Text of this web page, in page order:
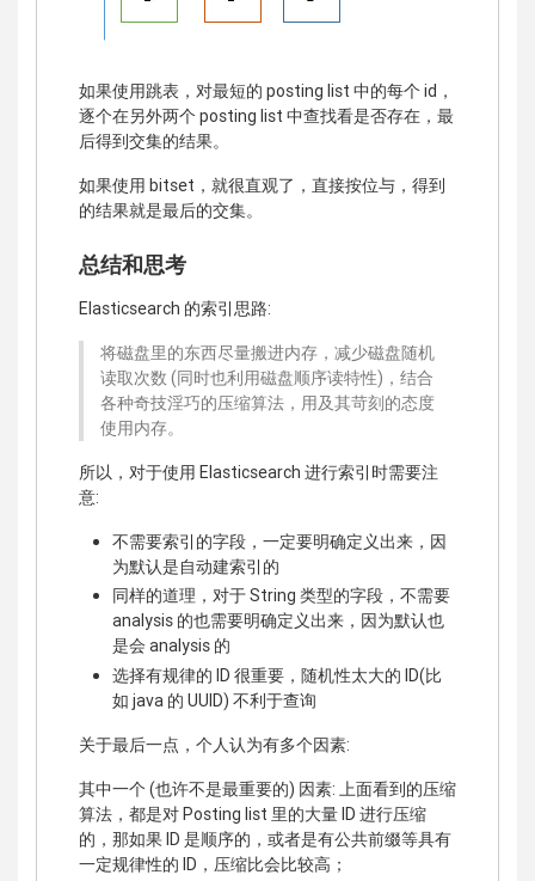
如果使用跳表，对最短的 posting list 中的每个 id，
逐个在另外两个 posting list 中查找看是否存在，最
后得到交集的结果。
如果使用 bitset，就很直观了，直接按位与，得到
的结果就是最后的交集。
总结和思考
Elasticsearch 的索引思路:
将磁盘里的东西尽量搬进内存，减少磁盘随机
读取次数 (同时也利用磁盘顺序读特性)，结合
各种奇技淫巧的压缩算法，用及其苛刻的态度
使用内存。
所以，对于使用 Elasticsearch 进行索引时需要注
意:
不需要索引的字段，一定要明确定义出来，因
为默认是自动建索引的
同样的道理，对于 String 类型的字段，不需要
analysis 的也需要明确定义出来，因为默认也
是会 analysis 的
选择有规律的 ID 很重要，随机性太大的 ID(比
如 java 的 UUID) 不利于查询
关于最后一点，个人认为有多个因素:
其中一个 (也许不是最重要的) 因素: 上面看到的压缩
算法，都是对 Posting list 里的大量 ID 进行压缩
的，那如果 ID 是顺序的，或者是有公共前缀等具有
一定规律性的 ID，压缩比会比较高；